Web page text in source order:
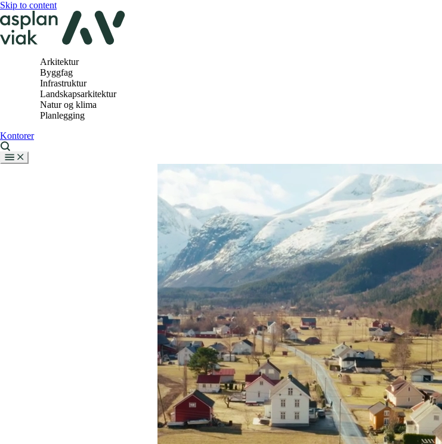
Skip to content
Arkitektur
Byggfag
Infrastruktur
Landskapsarkitektur
Natur og klima
Planlegging
Kontorer